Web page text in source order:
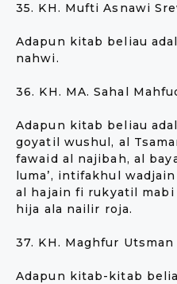
35. KH. Mufti Asnawi
Adapun kitab beliau
nahwi.
36. KH. MA. Sahal
Adapun kitab beliau
goyatil wushul, al
fawaid al najibah, al
luma’, intifakhul
al hajain fi rukyatil
hija ala nailir roja.
37. KH. Maghfur
Adapun kitab-kitab